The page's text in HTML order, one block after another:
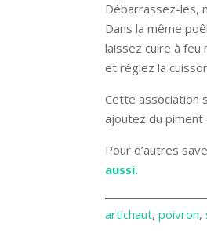
Débarrassez-les,
Dans la même
laissez cuire à feu
et réglez la
Cette association
ajoutez du piment
Pour d’autres
aussi.
artichaut, poivron,